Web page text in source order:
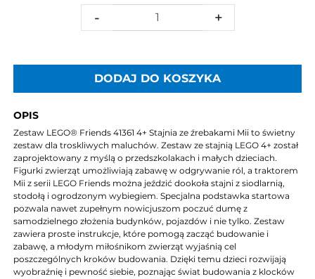
- +
DODAJ DO KOSZYKA
OPIS
Zestaw LEGO® Friends 41361 4+ Stajnia ze źrebakami Mii to świetny
zestaw dla troskliwych maluchów. Zestaw ze stajnią LEGO 4+ został
zaprojektowany z myślą o przedszkolakach i małych dzieciach.
Figurki zwierząt umożliwiają zabawę w odgrywanie ról, a traktorem
Mii z serii LEGO Friends można jeździć dookoła stajni z siodlarnią,
stodołą i ogrodzonym wybiegiem. Specjalna podstawka startowa
pozwala nawet zupełnym nowicjuszom poczuć dumę z
samodzielnego złożenia budynków, pojazdów i nie tylko. Zestaw
zawiera proste instrukcje, które pomogą zacząć budowanie i
zabawę, a młodym miłośnikom zwierząt wyjaśnią cel
poszczególnych kroków budowania. Dzięki temu dzieci rozwijają
wyobraźnię i pewność siebie, poznając świat budowania z klocków